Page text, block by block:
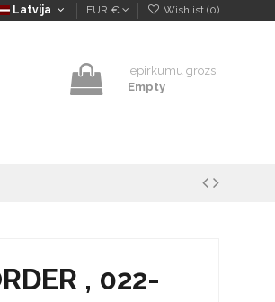
Latvija EUR € Wishlist (0)
Iepirkumu grozs:
Empty
, 022-